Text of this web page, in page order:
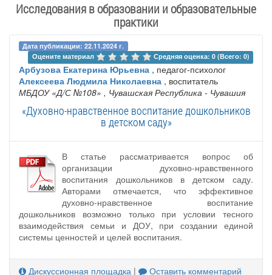
Исследования в образовании и образовательные
практики
Дата публикации: 22.11.2024 г.
Оцените материал
Средняя оценка: 0 (Всего: 0)
Арбузова Екатерина Юрьевна , педагог-психолог
Алексеева Людмила Николаевна , воспитатель
МБДОУ «Д/С №108» , Чувашская Республика - Чувашия
«Духовно-нравственное воспитание дошкольников
в детском саду»
В статье рассматривается вопрос об
организации духовно-нравственного
воспитания дошкольников в детском саду.
Авторами отмечается, что эффективное
духовно-нравственное воспитание
дошкольников возможно только при условии тесного
взаимодействия семьи и ДОУ, при создании единой
системы ценностей и целей воспитания.
Дискуссионная площадка | Оставить комментарий